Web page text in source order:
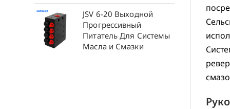
JSV 6-20 Выходной
Прогрессивный
Питатель Для Системы
Масла и Смазки